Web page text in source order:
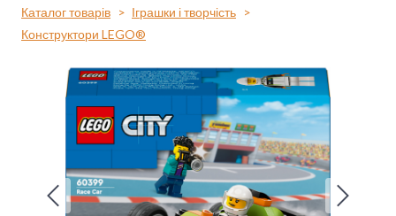
Каталог товарів
Іграшки і творчість
Конструктори LEGO®